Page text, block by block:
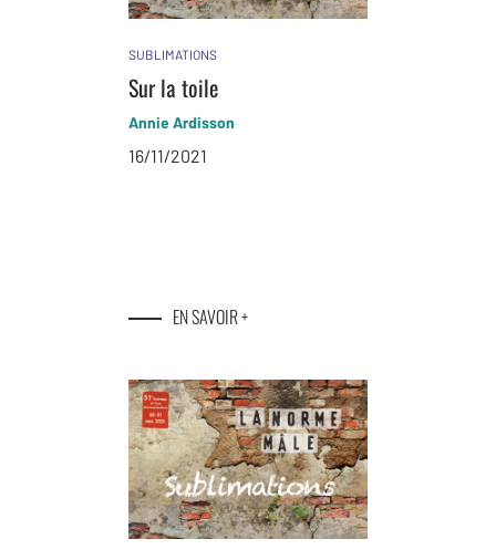
SUBLIMATIONS
Sur la toile
Annie Ardisson
16/11/2021
EN SAVOIR +